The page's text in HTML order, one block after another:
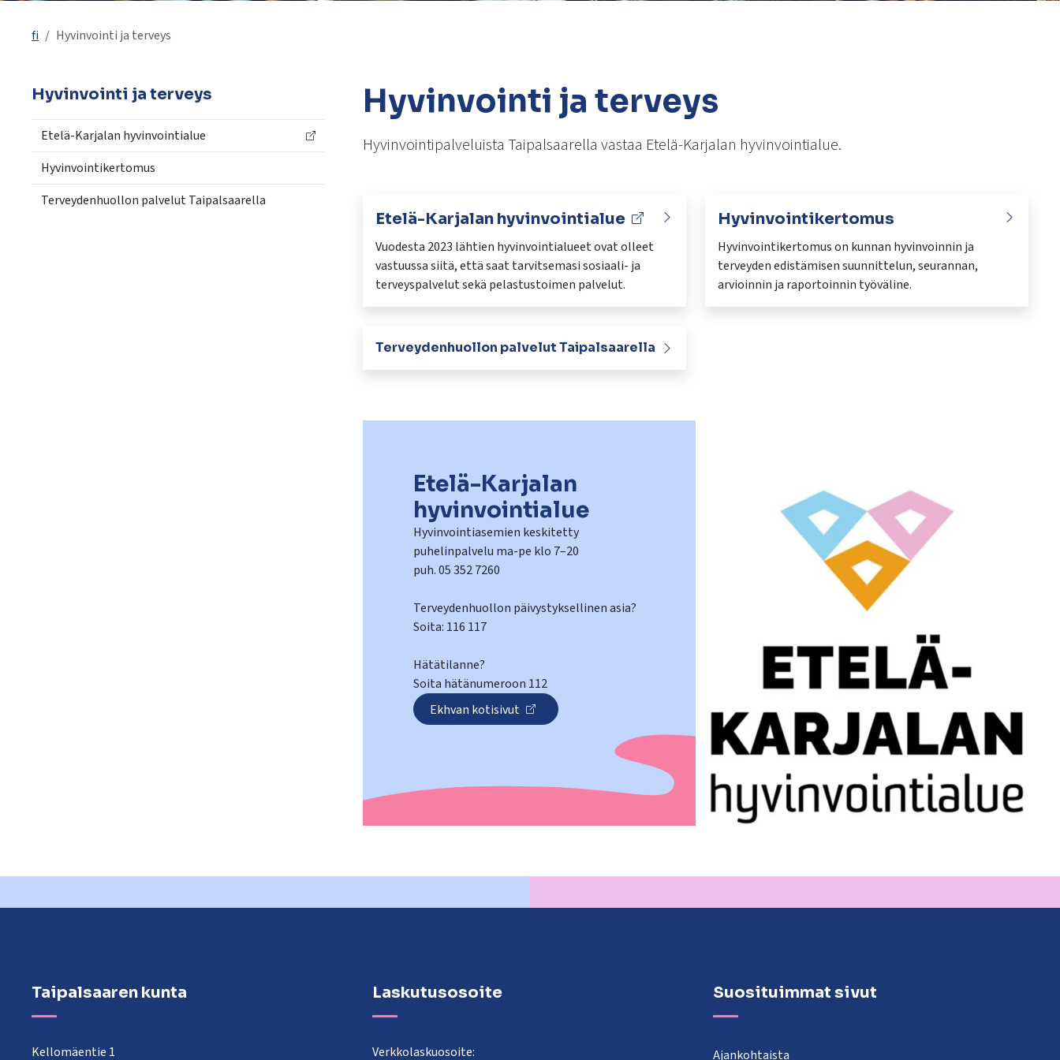
fi Hyvinvointi ja terveys
Hyvinvointi ja terveys
Etelä-Karjalan hyvinvointialue
Hyvinvointikertomus
Terveydenhuollon palvelut Taipalsaarella
Hyvinvointi ja terveys
Hyvinvointipalveluista Taipalsaarella vastaa Etelä-Karjalan hyvinvointialue.
Etelä-Karjalan hyvinvointialue
Vuodesta 2023 lähtien hyvinvointialueet ovat olleet
vastuussa siitä, että saat tarvitsemasi sosiaali- ja
terveyspalvelut sekä pelastustoimen palvelut.
Hyvinvointikertomus
Hyvinvointikertomus on kunnan hyvinvoinnin ja
terveyden edistämisen suunnittelun, seurannan,
arvioinnin ja raportoinnin työväline.
Terveydenhuollon palvelut Taipalsaarella
Etelä-Karjalan
hyvinvointialue
Hyvinvointiasemien keskitetty
puhelinpalvelu ma-pe klo 7–20
puh. 05 352 7260
Terveydenhuollon päivystyksellinen asia?
Soita: 116 117
Hätätilanne?
Soita hätänumeroon 112
Ekhvan kotisivut
Taipalsaaren kunta
Kellomäentie 1
Laskutusosoite
Verkkolaskuosoite:
Suosituimmat sivut
Ajankohtaista